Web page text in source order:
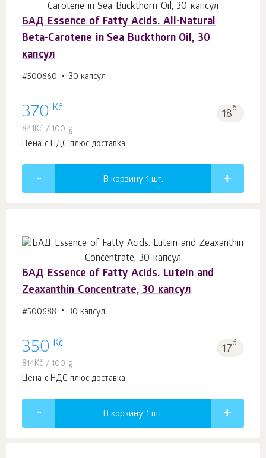
БАД Essence of Fatty Acids. All-Natural
Beta-Carotene in Sea Buckthorn Oil, 30
капсул
#500660 30 капсул
370 Kč 18б.
841Kč / 100 g
Цена с НДС плюс доставка
В корзину 1 шт.
БАД Essence of Fatty Acids. Lutein and
Zeaxanthin Concentrate, 30 капсул
#500688 30 капсул
350 Kč 17б.
814Kč / 100 g
Цена с НДС плюс доставка
В корзину 1 шт.